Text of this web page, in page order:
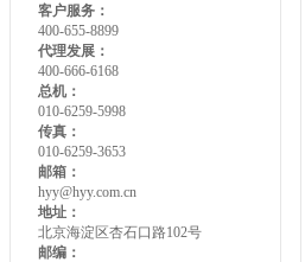
客户服务：
400-655-8899
代理发展：
400-666-6168
总机：
010-6259-5998
传真：
010-6259-3653
邮箱：
hyy@hyy.com.cn
地址：
北京海淀区杏石口路102号
邮编：